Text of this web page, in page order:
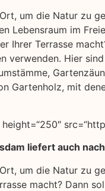
um die Natur zu
Lebensraum im
Ihrer Terrasse
verwenden. Hier
Gartenholz, mit
liefert auch
um die Natur zu
macht? Dann